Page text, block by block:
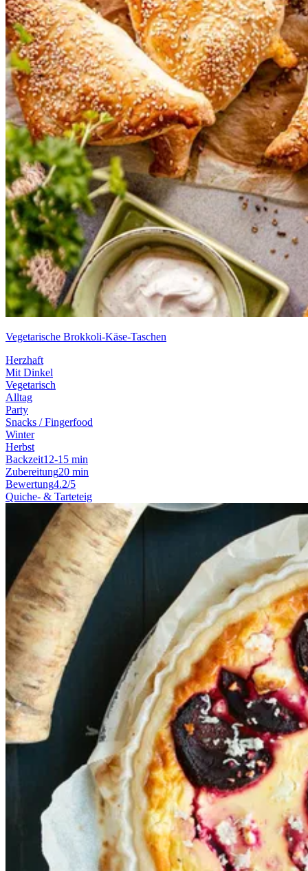
Vegetarische Brokkoli-Käse-Taschen
Herzhaft
Mit Dinkel
Vegetarisch
Alltag
Party
Snacks / Fingerfood
Winter
Herbst
Backzeit12-15 min
Zubereitung20 min
Bewertung4.2/5
Quiche- & Tarteteig